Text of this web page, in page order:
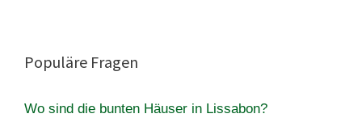
Populäre Fragen
Wo sind die bunten Häuser in Lissabon?